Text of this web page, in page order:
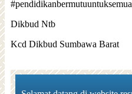
#pendidikanbermutuuntuksemua
Dikbud Ntb
Kcd Dikbud Sumbawa Barat